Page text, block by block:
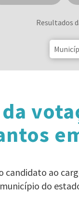
Resultados
candidato ao
do